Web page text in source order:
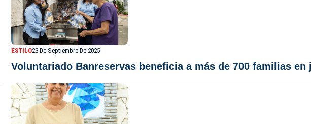
ESTILO23 De Septiembre De 2025
Voluntariado Banreservas beneficia a más de 700 familias